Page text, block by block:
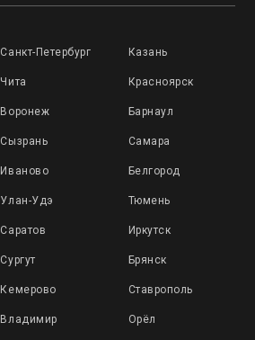
Санкт-Петербург Казань
Чита Красноярск
Воронеж Барнаул
Сызрань Самара
Иваново Белгород
Улан-Удэ Тюмень
Саратов Иркутск
Сургут Брянск
Кемерово Ставрополь
Владимир Орёл